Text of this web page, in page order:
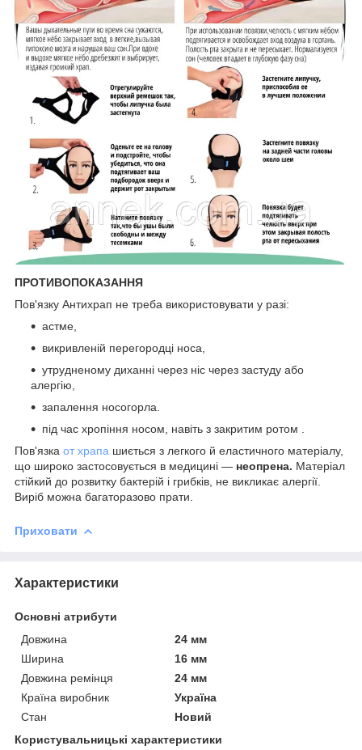
ПРОТИВОПОКАЗАННЯ
Пов'язку Антихрап не треба використовувати у разі:
астме,
викривленій перегородці носа,
утрудненому диханні через ніс через застуду або
алергію,
запалення носогорла.
під час хропіння носом, навіть з закритим ротом .
Пов'язка от храпа шиється з легкого й еластичного матеріалу,
що широко застосовується в медицині — неопрена. Матеріал
стійкий до розвитку бактерій і грибків, не викликає алергії.
Виріб можна багаторазово прати.
Приховати
Характеристики
Основні атрибути
Довжина
24 мм
Ширина
16 мм
Довжина ремінця
24 мм
Країна виробник
Україна
Стан
Новий
Користувальницькі характеристики